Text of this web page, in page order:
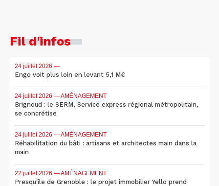
Fil d'infos
24 juillet 2026 —
Engo voit plus loin en levant 5,1 M€
24 juillet 2026 — AMÉNAGEMENT
Brignoud : le SERM, Service express régional métropolitain,
se concrétise
24 juillet 2026 — AMÉNAGEMENT
Réhabilitation du bâti : artisans et architectes main dans la
main
22 juillet 2026 — AMÉNAGEMENT
Presqu'île de Grenoble : le projet immobilier Yello prend